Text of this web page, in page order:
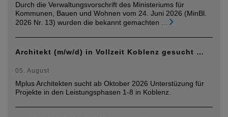
Durch die Verwaltungsvorschrift des Ministeriums für
Kommunen, Bauen und Wohnen vom 24. Juni 2026 (MinBl.
2026 Nr. 13) wurden die bekannt gemachten
Architekt (m/w/d) in Vollzeit Koblenz gesucht …
05. August
Mplus Architekten sucht ab Oktober 2026 Unterstüzung für
Projekte in den Leistungsphasen 1-8 in Koblenz.